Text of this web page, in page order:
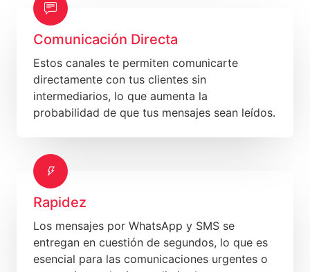
Comunicación Directa
Estos canales te permiten comunicarte
directamente con tus clientes sin
intermediarios, lo que aumenta la
probabilidad de que tus mensajes sean leídos.
Rapidez
Los mensajes por WhatsApp y SMS se
entregan en cuestión de segundos, lo que es
esencial para las comunicaciones urgentes o